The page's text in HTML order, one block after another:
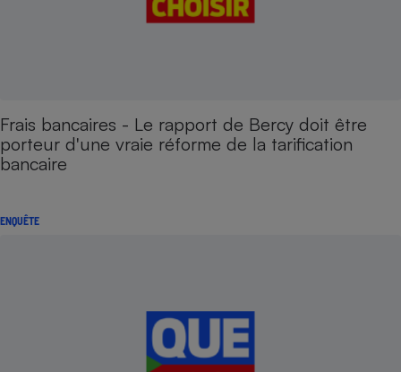
Frais bancaires - Le rapport de Bercy doit être
porteur d'une vraie réforme de la tarification
bancaire
ENQUÊTE